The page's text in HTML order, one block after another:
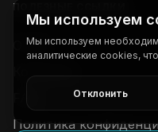
ПОЛЕЗНЫЕ ССЫЛКИ
О нас
Контакты
Политика
Мы используем
Мы используем
аналитические cookies,
Отклонить